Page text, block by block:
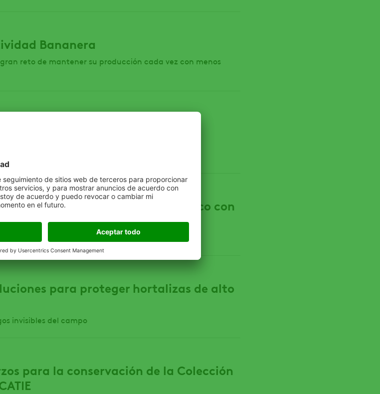
Bananera
reto de mantener su producción cada vez con menos
manejarlos y reducir sus
integradas
silenciosos pero destructivos del suelo agrícola
para superar el estrés climático con
agrícola y aumentar la productividad
para proteger hortalizas de alto
invisibles del campo
para la conservación de la Colección